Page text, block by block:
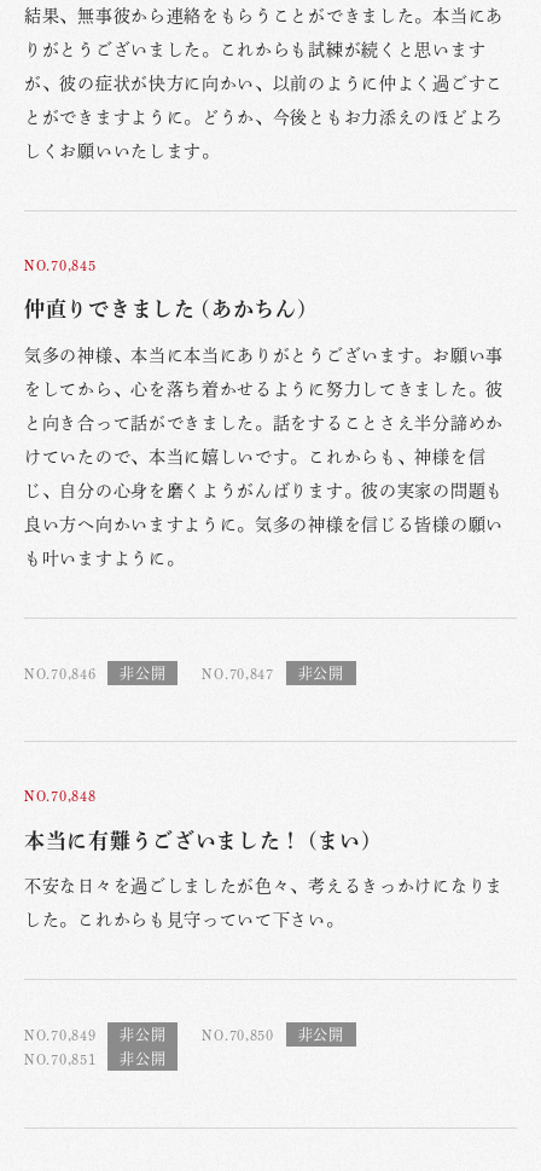
結果、無事彼から連絡をもらうことができました。本当にあ
りがとうございました。これからも試練が続くと思います
が、彼の症状が快方に向かい、以前のように仲よく過ごすこ
とができますように。どうか、今後ともお力添えのほどよろ
しくお願いいたします。
NO.70,845
仲直りできました (あかちん)
気多の神様、本当に本当にありがとうございます。お願い事
をしてから、心を落ち着かせるように努力してきました。彼
と向き合って話ができました。話をすることさえ半分諦めか
けていたので、本当に嬉しいです。これからも、神様を信
じ、自分の心身を磨くようがんばります。彼の実家の問題も
良い方へ向かいますように。気多の神様を信じる皆様の願い
も叶いますように。
NO.70,846 NO.70,847
NO.70,848
本当に有難うございました！ (まい)
不安な日々を過ごしましたが色々、考えるきっかけになりま
した。これからも見守っていて下さい。
NO.70,849
NO.70,850
NO.70,851